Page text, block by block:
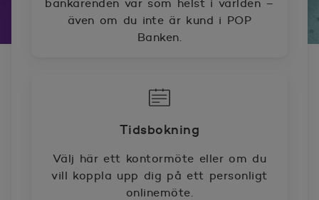
bankärenden var som helst i världen –
även om du inte är kund i POP
Banken.
Tidsbokning
Välj här ett kontormöte eller om du
vill koppla upp dig på ett personligt
onlinemöte.